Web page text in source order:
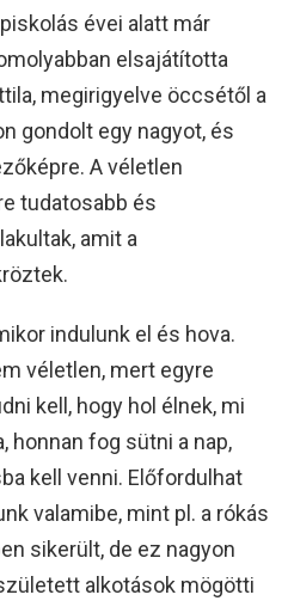
évei alatt már
elsajátította
megirigyelve öccsétől a
gondolt egy nagyot, és
A véletlen
tudatosabb és
amit a
indulunk el és hova.
véletlen, mert egyre
kell, hogy hol élnek, mi
honnan fog sütni a nap,
kell venni. Előfordulhat
valamibe, mint pl. a rókás
sikerült, de ez nagyon
alkotások mögötti